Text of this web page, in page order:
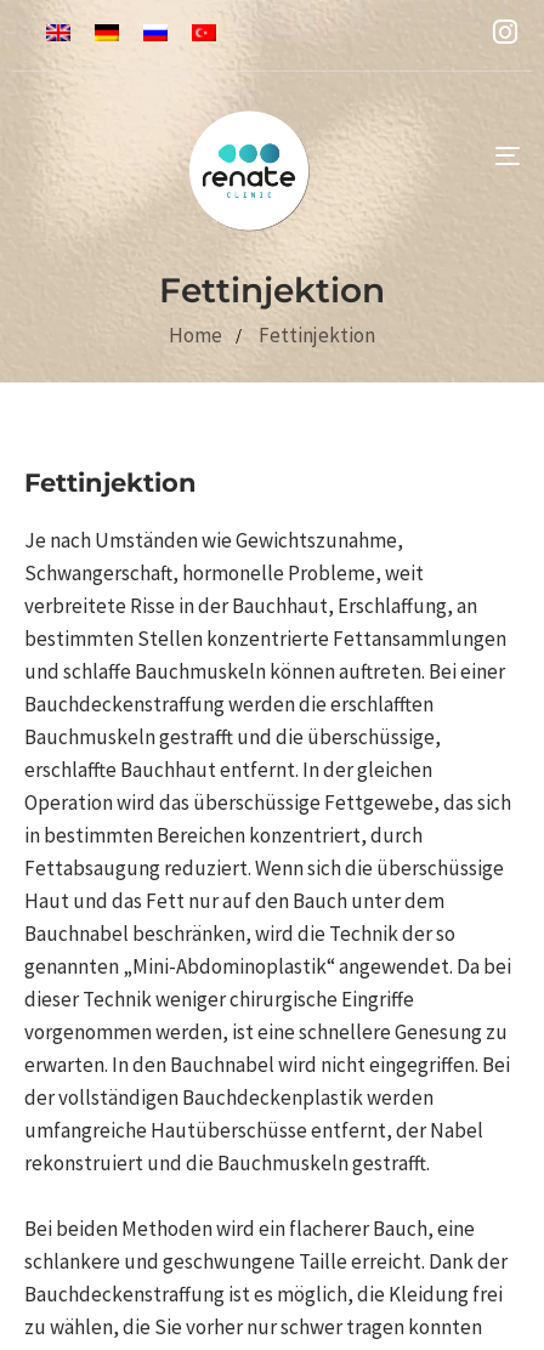
Fettinjektion
Home Fettinjektion
Fettinjektion
Je nach Umständen wie Gewichtszunahme,
Schwangerschaft, hormonelle Probleme, weit
verbreitete Risse in der Bauchhaut, Erschlaffung, an
bestimmten Stellen konzentrierte Fettansammlungen
und schlaffe Bauchmuskeln können auftreten. Bei einer
Bauchdeckenstraffung werden die erschlafften
Bauchmuskeln gestrafft und die überschüssige,
erschlaffte Bauchhaut entfernt. In der gleichen
Operation wird das überschüssige Fettgewebe, das sich
in bestimmten Bereichen konzentriert, durch
Fettabsaugung reduziert. Wenn sich die überschüssige
Haut und das Fett nur auf den Bauch unter dem
Bauchnabel beschränken, wird die Technik der so
genannten „Mini-Abdominoplastik“ angewendet. Da bei
dieser Technik weniger chirurgische Eingriffe
vorgenommen werden, ist eine schnellere Genesung zu
erwarten. In den Bauchnabel wird nicht eingegriffen. Bei
der vollständigen Bauchdeckenplastik werden
umfangreiche Hautüberschüsse entfernt, der Nabel
rekonstruiert und die Bauchmuskeln gestrafft.
Bei beiden Methoden wird ein flacherer Bauch, eine
schlankere und geschwungene Taille erreicht. Dank der
Bauchdeckenstraffung ist es möglich, die Kleidung frei
zu wählen, die Sie vorher nur schwer tragen konnten